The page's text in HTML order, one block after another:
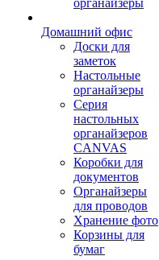
органайзеры
Домашний офис
Доски для
заметок
Настольные
органайзеры
Серия
настольных
органайзеров
CANVAS
Коробки для
документов
Органайзеры
для проводов
Хранение фото
Корзины для
бумаг